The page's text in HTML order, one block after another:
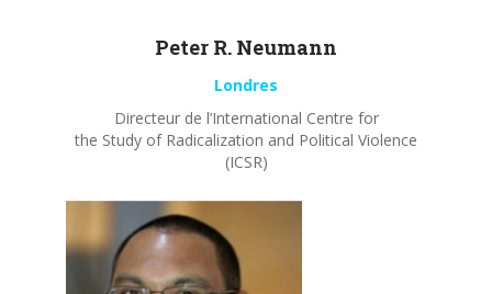
Peter R. Neumann
Londres
Directeur de l’International Centre for
the Study of Radicalization and Political Violence
(ICSR)